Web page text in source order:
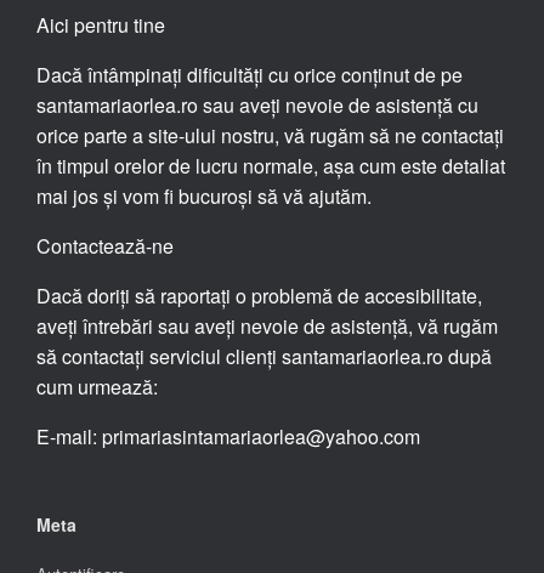
Aici pentru tine
Dacă întâmpinați dificultăți cu orice conținut de pe
santamariaorlea.ro sau aveți nevoie de asistență cu
orice parte a site-ului nostru, vă rugăm să ne contactați
în timpul orelor de lucru normale, așa cum este detaliat
mai jos și vom fi bucuroși să vă ajutăm.
Contactează-ne
Dacă doriți să raportați o problemă de accesibilitate,
aveți întrebări sau aveți nevoie de asistență, vă rugăm
să contactați serviciul clienți santamariaorlea.ro după
cum urmează:
E-mail: primariasintamariaorlea@yahoo.com
Meta